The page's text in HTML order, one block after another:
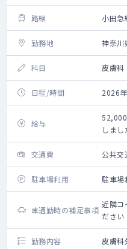
路線 小田急
勤務地 神奈川
科目 皮膚科
日程/時間 2026
給与
しま
交通費 公共交
駐車場利用 駐車場
車通勤時の補足事項
近隣コ
ださい
能）
勤務内容
皮膚科